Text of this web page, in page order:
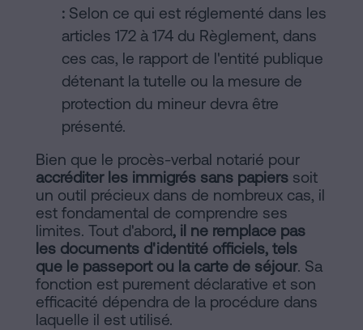
: Selon ce qui est réglementé dans les
articles 172 à 174 du Règlement, dans
ces cas, le rapport de l'entité publique
détenant la tutelle ou la mesure de
protection du mineur devra être
présenté.
Bien que le procès-verbal notarié pour
accréditer les immigrés sans papiers soit
un outil précieux dans de nombreux cas, il
est fondamental de comprendre ses
limites. Tout d'abord, il ne remplace pas
les documents d'identité officiels, tels
que le passeport ou la carte de séjour. Sa
fonction est purement déclarative et son
efficacité dépendra de la procédure dans
laquelle il est utilisé.